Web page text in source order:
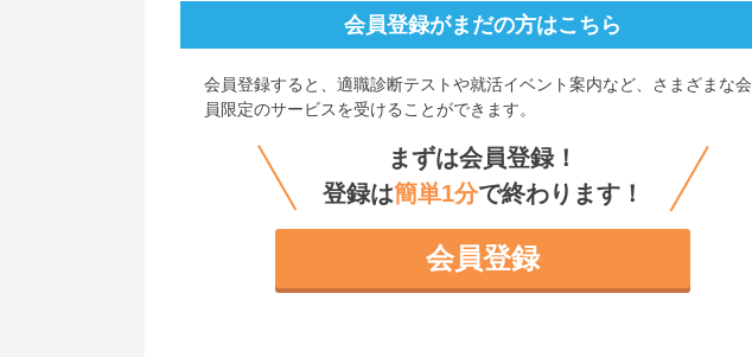
会員登録がまだの方はこちら
会員登録すると、 適職診断テストや就活イベント案内など、さまざまな会
員限定のサービスを受けることができます。
まずは会員登録！
登録は簡単1分で終わります！
会員登録